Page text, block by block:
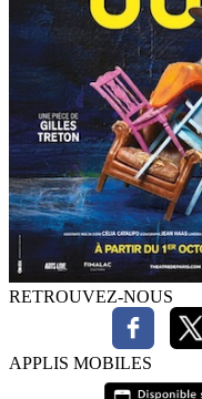
RETROUVEZ-NOUS
APPLIS MOBILES